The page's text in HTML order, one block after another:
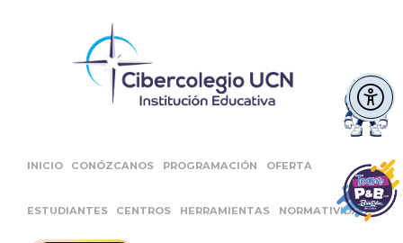
INICIO CONÓZCANOS PROGRAMACIÓN OFERTA
ESTUDIANTES CENTROS HERRAMIENTAS NORMATIVIDAD